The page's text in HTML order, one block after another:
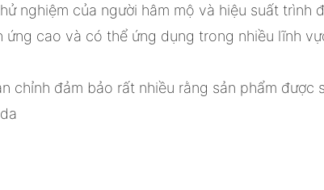
nghiệm của người hâm mộ và hiệu suất trình
cao và có thể ứng dụng trong nhiều lĩnh
chỉnh đảm bảo rất nhiều rằng sản phẩm